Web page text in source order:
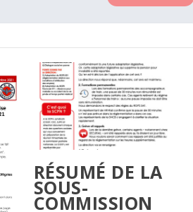
RÉSUMÉ DE LA
SOUS-
COMMISSION